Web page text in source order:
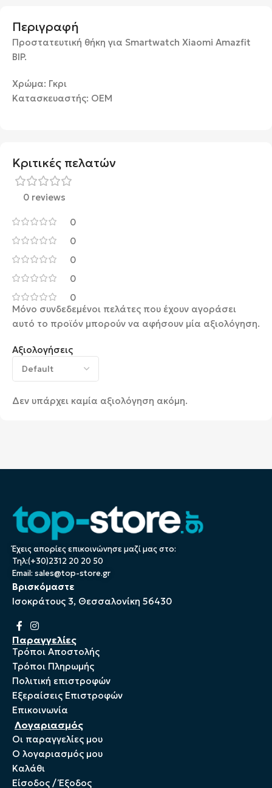
Περιγραφή
Προστατευτική θήκη για Smartwatch Xiaomi Amazfit
BIP.
Χρώμα: Γκρι
Κατασκευαστής: OEM
Κριτικές πελατών
0 reviews
0
0
0
0
0
Αξιολογήσεις
Δεν υπάρχει καμία αξιολόγηση ακόμη.
Μόνο συνδεδεμένοι πελάτες που έχουν αγοράσει
αυτό το προϊόν μπορούν να αφήσουν μία αξιολόγηση.
Έχεις απορίες επικοινώνησε μαζί μας στο:
Τηλ:(+30)2312 20 20 50
Email: sales@top-store.gr
Βρισκόμαστε
Ισοκράτους 3, Θεσσαλονίκη 56430
Παραγγελίες
Τρόποι Αποστολής
Τρόποι Πληρωμής
Πολιτική επιστροφών
Εξεραίσεις Επιστροφών
Επικοινωνία
Λογαριασμός
Οι παραγγελίες μου
Ο λογαριασμός μου
Καλάθι
Είσοδος / Έξοδος